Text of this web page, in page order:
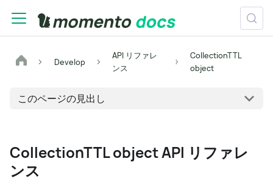
Develop
API リファレ
ンス
CollectionTTL
object
このページの見出し
CollectionTTL object API リファレ
ンス